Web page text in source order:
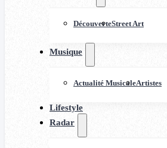
DécouverteStreet Art
Musique
Actualité MusicaleArtistes
Lifestyle
Radar